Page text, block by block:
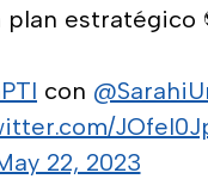
plan estratégico
con
22, 2023